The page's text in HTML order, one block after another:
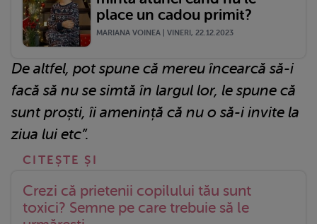
place un cadou primit?
MARIANA VOINEA | VINERI, 22.12.2023
De altfel, pot spune că mereu încearcă să-i
facă să nu se simtă în largul lor, le spune că
sunt proști, îi amenință că nu o să-i invite la
ziua lui etc”.
Crezi că prietenii copilului tău sunt
toxici? Semne pe care trebuie să le